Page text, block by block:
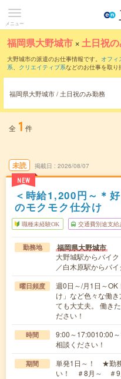
メニュー
福岡県大野城市 ×土日祝
大野城市の派遣のお仕事情報です。 オフィ
系、 クリエイティブ系などのお仕事を取り
福岡県大野城市 / 土日祝のみ勤務
全 1 件
未読
NEW
掲載日 2026/08/07
＜時給1,200円～＊
のモクモク仕分け
職種未経験OK 交通費別途支給
勤務地 福岡県大野城市
大野城駅からバイ
／白木原駅からバ
曜日頻度
週0日～/月1日～
け」など色々な働
ても大丈夫。 働き
ださい！
時間
9:00～17:0010:00
相談ください！
期間
単発1日～！ ★勤務
い！ ＃8月～ ＃9